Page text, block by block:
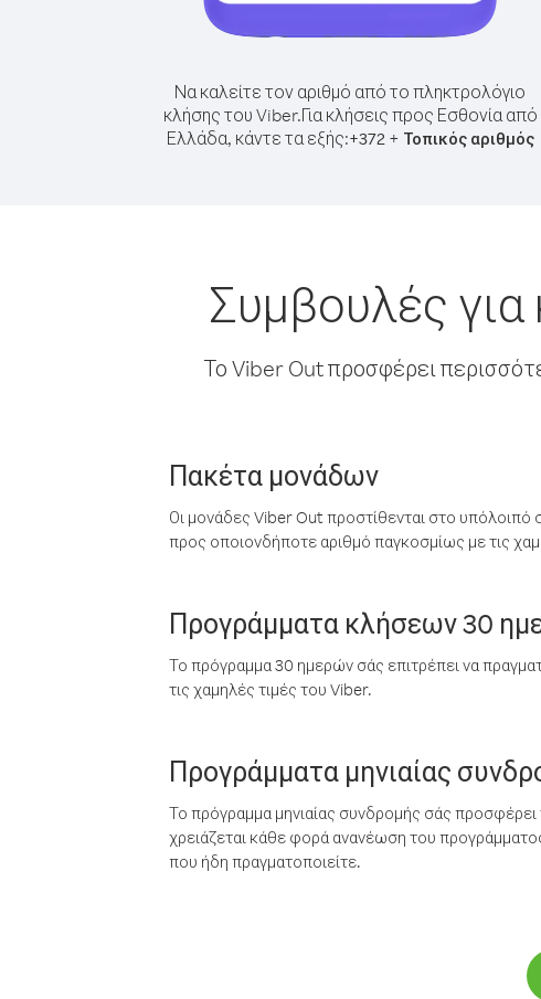
Να καλείτε τον αριθμό από το πληκτρολόγιο
κλήσης του Viber.Για κλήσεις προς Εσθονία από
Ελλάδα, κάντε τα εξής:+372+ Τοπικός αριθμός
Συμβουλές
Το Viber Out προσφέρει
Πακέτα μονάδων
Οι μονάδες Viber Out προστίθενται στο υπόλοιπό
προς οποιονδήποτε αριθμό παγκοσμίως με τις
Προγράμματα κλήσεων 30
Το πρόγραμμα 30 ημερών σάς επιτρέπει να
τις χαμηλές τιμές του Viber.
Προγράμματα μηνιαίας
Το πρόγραμμα μηνιαίας συνδρομής σάς προσφέρει
χρειάζεται κάθε φορά ανανέωση του
που ήδη πραγματοποιείτε.